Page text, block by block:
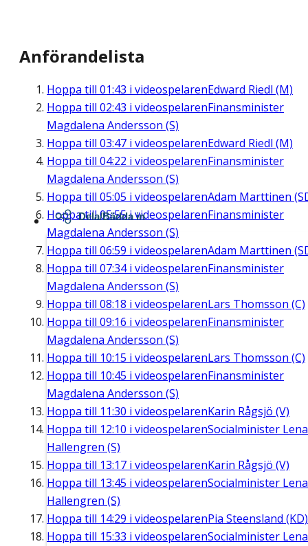
Anförandelista
Hoppa till 01:43 i videospelarenEdward Riedl (M)
Hoppa till 02:43 i videospelarenFinansminister
Magdalena Andersson (S)
Hoppa till 03:47 i videospelarenEdward Riedl (M)
Hoppa till 04:22 i videospelarenFinansminister
Magdalena Andersson (S)
Hoppa till 05:05 i videospelarenAdam Marttinen
Hoppa till05:55i videospelarenFinansminister
Magdalena Andersson (S)
Hoppa till 06:59 i videospelarenAdam Marttinen
Hoppa till 07:34i videospelarenFinansminister
Magdalena Andersson (S)
Hoppa till 08:18 i videospelarenLars Thomsson (C)
Hoppa till 09:16 i videospelarenFinansminister
Magdalena Andersson (S)
Hoppa till 10:15 i videospelarenLars Thomsson (C)
Hoppa till 10:45 i videospelarenFinansminister
Magdalena Andersson (S)
Hoppa till 11:30 i videospelarenKarin Rågsjö (V)
Hoppa till 12:10 i videospelarenSocialminister Lena
Hallengren (S)
Hoppa till 13:17 i videospelarenKarin Rågsjö (V)
Hoppa till 13:45 i videospelarenSocialminister Lena
Hallengren (S)
Hoppa till 14:29 i videospelarenPia Steensland (KD)
Hoppa till 15:33 i videospelarenSocialminister Lena
Dela/Bädda in